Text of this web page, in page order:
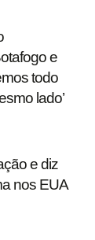
e
todo
lado’
e diz
nos EUA